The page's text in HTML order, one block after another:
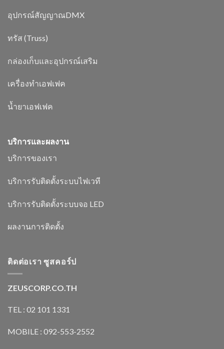
อุปกรณ์สัญญาณDMX
ทรัส (Truss)
กล่องเก็บและอุปกรณ์เสริม
เครื่องทำเอฟเฟค
น้ำยาเอฟเฟค
บริการและผลงาน
บริการของเรา
บริการรับติดตั้งระบบไฟเวที
บริการรับติดตั้งระบบจอ LED
ผลงานการติดตั้ง
ติดต่อเรา ซูสคอร์ป
ZEUSCORP.CO.TH
TEL : 02 101 1331
MOBILE : 092-553-2552